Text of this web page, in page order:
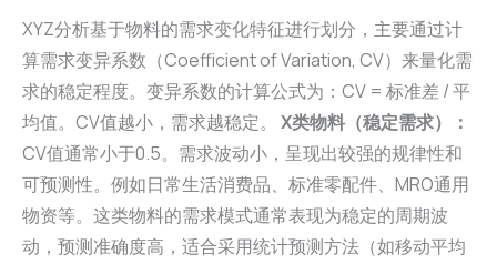
XYZ分析基于物料的需求变化特征进行划分，主要通过计
算需求变异系数（Coefficient of Variation, CV）来量化需
求的稳定程度。变异系数的计算公式为：CV = 标准差 / 平
均值。CV值越小，需求越稳定。 X类物料（稳定需求）：
CV值通常小于0.5。需求波动小，呈现出较强的规律性和
可预测性。例如日常生活消费品、标准零配件、MRO通用
物资等。这类物料的需求模式通常表现为稳定的周期波
动，预测准确度高，适合采用统计预测方法（如移动平均